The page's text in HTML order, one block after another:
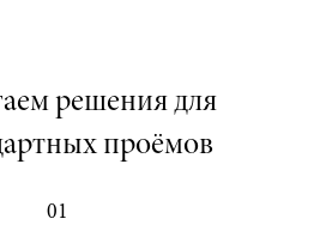
решения для
проёмов
01